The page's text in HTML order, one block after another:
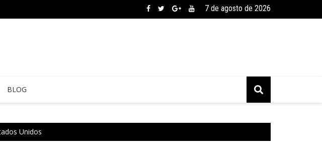
7 de agosto de 2026
BLOG
Unidos